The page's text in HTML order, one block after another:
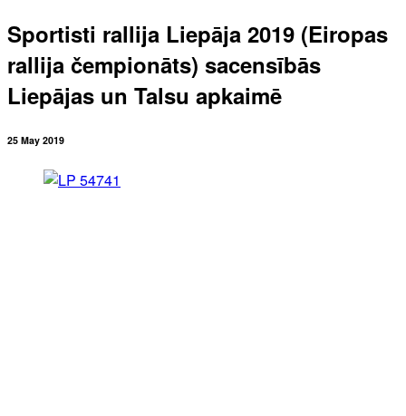
Sportisti rallija Liepāja 2019 (Eiropas
rallija čempionāts) sacensībās
Liepājas un Talsu apkaimē
25 May 2019